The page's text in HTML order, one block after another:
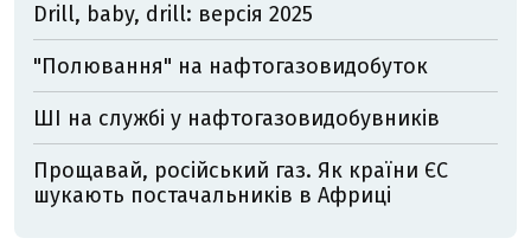
Drill, baby, drill: версія 2025
"Полювання" на нафтогазовидобуток
ШІ на службі у нафтогазовидобувників
Прощавай, російський газ. Як країни ЄС
шукають постачальників в Африці